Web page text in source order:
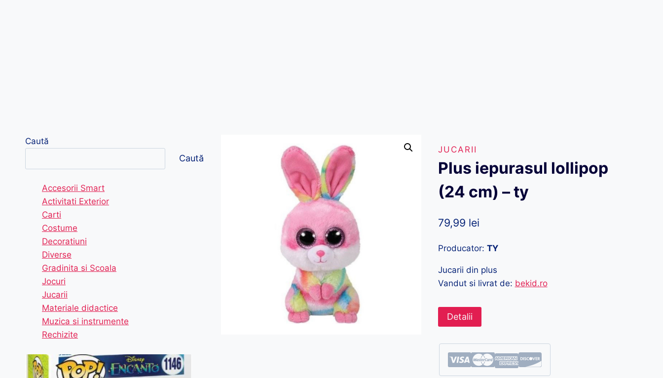
JUCARII
Plus iepurasul lollipop
(24 cm) – ty
79,99 lei
Producator: TY
Jucarii din plus
Vandut si livrat de: bekid.ro
Detalii
Caută
Caută
Accesorii Smart
Activitati Exterior
Carti
Costume
Decoratiuni
Diverse
Gradinita si Scoala
Jocuri
Jucarii
Materiale didactice
Muzica si instrumente
Rechizite